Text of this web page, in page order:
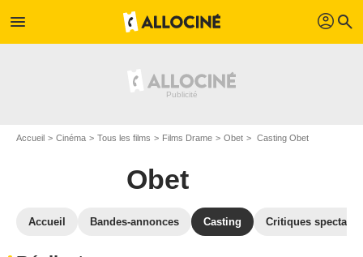
menu profil search
Accueil Cinéma Tous les films Films Drame Obet Casting Obet
Obet
Accueil Bandes-annonces Casting Critiques